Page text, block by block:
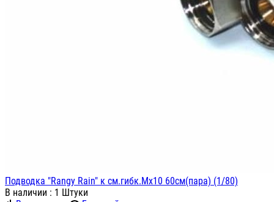
Подводка "Rangy Rain" к см.гибк.Мх10 60см(пара) (1/80)
В наличии : 1 Штуки